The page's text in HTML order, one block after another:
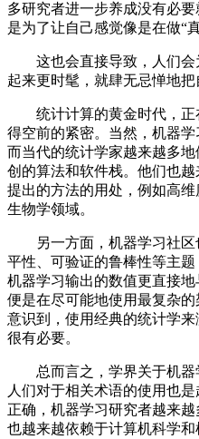
多研究者进一步养成没有必
是为了让自己感觉像是在做“
这也会直接导致，人们会
起来更时髦，就肆无忌惮地把
统计计算的黄金时代，正
得空前的紧密。当然，机器
而当代的统计学家越来越多
创的算法和软件栈。他们也
提出的方法的用处，例如高
生物学领域。
另一方面，机器学习社区
平性、可验证的鲁棒性等主
机器学习输出的数值更直接
便是在尽可能地使用最复杂
意识到，使用经典的统计学
很有必要。
总而言之，学界关于机器
人们对于相关术语的使用也
正确，机器学习研究者越来
也越来越依赖于计算机科学和